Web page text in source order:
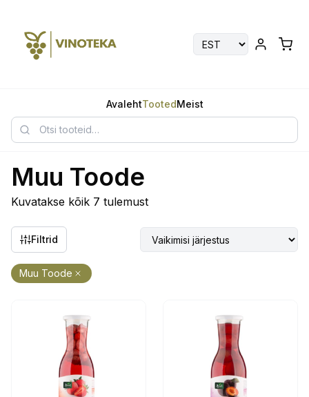
AvalehtTootedMeist
Muu Toode
Kuvatakse kõik 7 tulemust
Filtrid
Muu Toode